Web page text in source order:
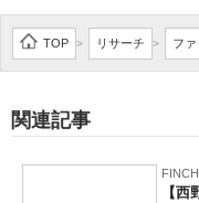
企業向けIT製品の総合
製造業のIT導入・活用
モノづくり技術者専門
TOP > リサーチ > フ
関連記事
【